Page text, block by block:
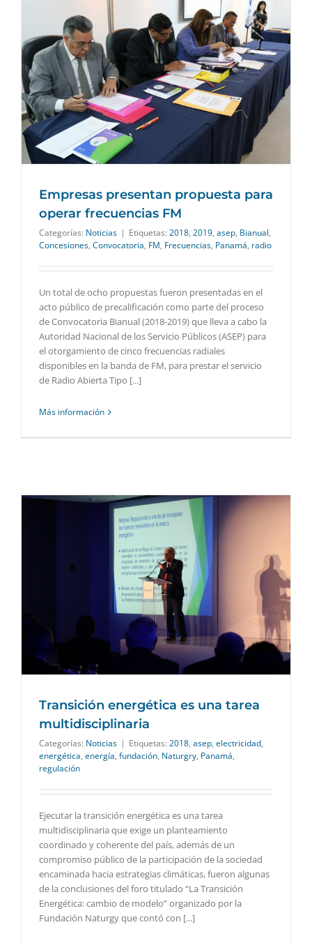
Empresas presentan propuesta para
operar frecuencias FM
Categorías: Noticias | Etiquetas: 2018, 2019, asep, Bianual,
Concesiones, Convocatoria, FM, Frecuencias, Panamá, radio
Un total de ocho propuestas fueron presentadas en el
acto público de precalificación como parte del proceso
de Convocatoria Bianual (2018-2019) que lleva a cabo la
Autoridad Nacional de los Servicio Públicos (ASEP) para
el otorgamiento de cinco frecuencias radiales
disponibles en la banda de FM, para prestar el servicio
de Radio Abierta Tipo [...]
Más información
Transición energética es una tarea
multidisciplinaria
Categorías: Noticias | Etiquetas: 2018, asep, electricidad,
energética, energía, fundación, Naturgry, Panamá,
regulación
Ejecutar la transición energética es una tarea
multidisciplinaria que exige un planteamiento
coordinado y coherente del país, además de un
compromiso público de la participación de la sociedad
encaminada hacia estrategias climáticas, fueron algunas
de la conclusiones del foro titulado “La Transición
Energética: cambio de modelo” organizado por la
Fundación Naturgy que contó con [...]